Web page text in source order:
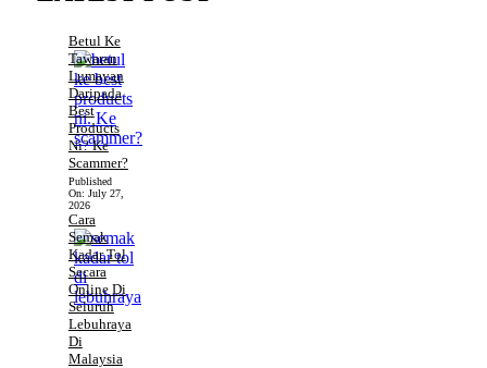
Betul Ke
Tawaran
Lumayan
Daripada
Best
Products
Ni? Ke
Scammer?
Published
On: July 27,
2026
Cara
Semak
Kadar Tol
Secara
Online Di
Seluruh
Lebuhraya
Di
Malaysia